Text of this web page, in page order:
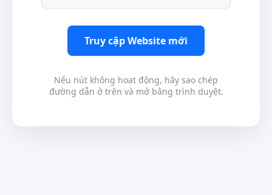
Truy cập Website mới
Nếu nút không hoạt động, hãy sao chép
đường dẫn ở trên và mở bằng trình duyệt.